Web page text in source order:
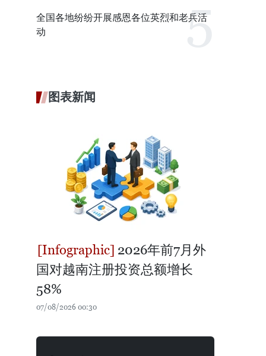
全国各地纷纷开展感恩各位英烈和老兵活
动
图表新闻
2026年前7月外
国对越南注册投资总额增长
58%
07/08/2026 00:30